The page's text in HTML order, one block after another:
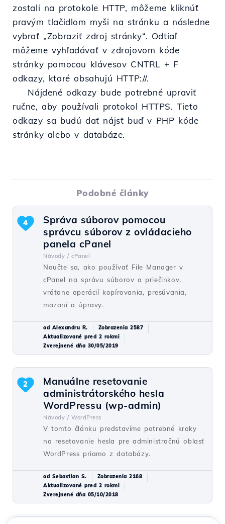
zostali na protokole HTTP, môžeme kliknúť
pravým tlačidlom myši na stránku a následne
vybrať „Zobraziť zdroj stránky“. Odtiaľ
môžeme vyhľadávať v zdrojovom kóde
stránky pomocou klávesov CNTRL + F
odkazy, ktoré obsahujú HTTP://.
Nájdené odkazy bude potrebné upraviť
ručne, aby používali protokol HTTPS. Tieto
odkazy sa budú dať nájsť buď v PHP kóde
stránky alebo v databáze.
Podobné články
Správa súborov pomocou
správcu súborov z ovládacieho
panela cPanel
Návody / cPanel
Naučte sa, ako používať File Manager v
cPanel na správu súborov a priečinkov,
vrátane operácií kopírovania, presúvania,
mazaní a úpravy.
4
od Alexandru R.
Zobrazenia 2587
Aktualizované pred 2 rokmi
Zverejnené dňa 30/05/2019
Manuálne resetovanie
administrátorského hesla
WordPressu (wp-admin)
Návody / WordPress
V tomto článku predstavíme potrebné kroky
na resetovanie hesla pre administračnú oblasť
WordPress priamo z databázy.
2
od Sebastian S.
Zobrazenia 2168
Aktualizované pred 2 rokmi
Zverejnené dňa 05/10/2018